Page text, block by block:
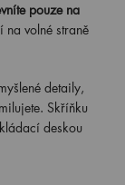
pouze na
na volné straně
detaily,
Skříňku
deskou